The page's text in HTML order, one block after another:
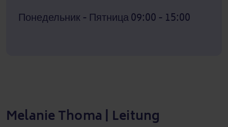
Понедельник - Пятница 09:00 - 15:00
Melanie Thoma | Leitung